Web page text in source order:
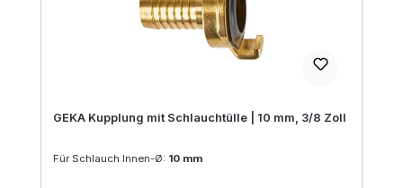
GEKA Kupplung mit Schlauchtülle | 10 mm, 3/8 Zoll
Für Schlauch Innen-Ø: 10 mm